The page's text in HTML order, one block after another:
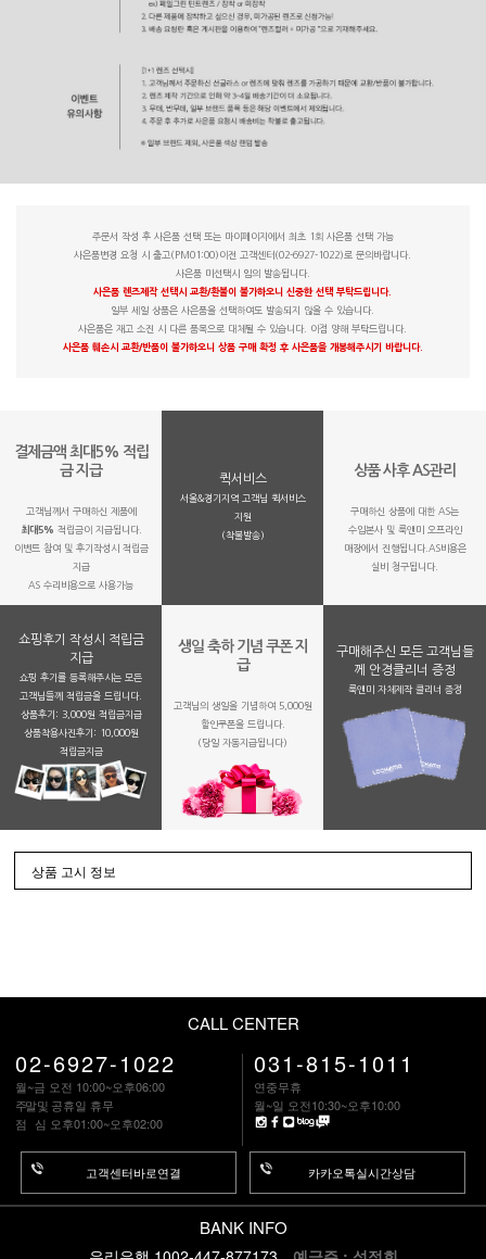
주문서 작성 후 사은품 선택 또는 마이페이지에서 최초 1회 사은품 선택 가능
사은품변경 요청 시 출고(PM01:00)이전 고객센터(02-6927-1022)로 문의바랍니다.
사은품 미선택시 임의 발송됩니다.
사은품 렌즈제작 선택시 교환/환불이 불가하오니 신중한 선택 부탁드립니다.
일부 세일 상품은 사은품을 선택하여도 발송되지 않을 수 있습니다.
사은품은 재고 소진 시 다른 품목으로 대체될 수 있습니다. 이점 양해 부탁드립니다.
사은품 훼손시 교환/반품이 불가하오니 상품 구매 확정 후 사은품을 개봉해주시기 바랍니다.
결제금액 최대5% 적립
금 지급
고객님께서 구매하신 제품에
최대5% 적립금이 지급됩니다.
이벤트 참여 및 후기작성시 적립금
지급
AS 수리비용으로 사용가능
퀵서비스
서울&경기지역 고객님 퀵서비스
지원
(착불발송)
상품 사후 AS관리
구매하신 상품에 대한 AS는
수입본사 및 룩앤미 오프라인
매장에서 진행됩니다.AS비용은
실비 청구됩니다.
쇼핑후기 작성시 적립금
지급
쇼핑 후기를 등록해주시는 모든
고객님들께 적립금을 드립니다.
상품후기: 3,000원 적립금지급
상품착용사진후기: 10,000원
적립금지금
생일 축하 기념 쿠폰 지
급
고객님의 생일을 기념하여 5,000원
할인쿠폰을 드립니다.
(당일 자동지급됩니다)
구매해주신 모든 고객님들
께 안경클리너 증정
룩앤미 자체제작 클리너 증정
상품 고시 정보
CALL CENTER
02-6927-1022
월~금 오전 10:00~오후06:00
주말및 공휴일 휴무
점 심 오후01:00~오후02:00
고객센터바로연결
031-815-1011
연중무휴
월~일 오전10:30~오후10:00
카카오톡실시간상담
BANK INFO